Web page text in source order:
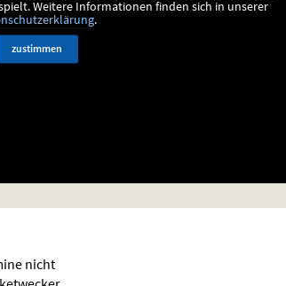
Weitere Informationen finden sich in unserer
.
zustimmen
nicht